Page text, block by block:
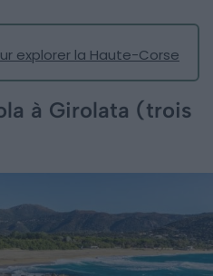
explorer la Haute-Corse
à Girolata (trois